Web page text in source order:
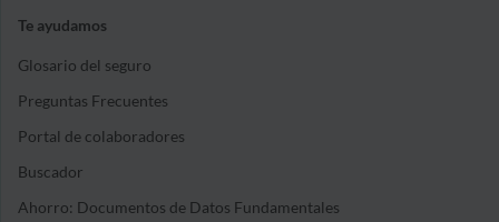
Te ayudamos
Glosario del seguro
Preguntas Frecuentes
Portal de colaboradores
Buscador
Ahorro: Documentos de Datos Fundamentales